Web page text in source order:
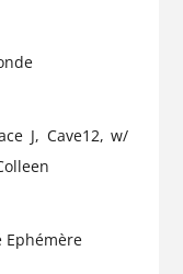
J, Cave12, w/
Ephémère